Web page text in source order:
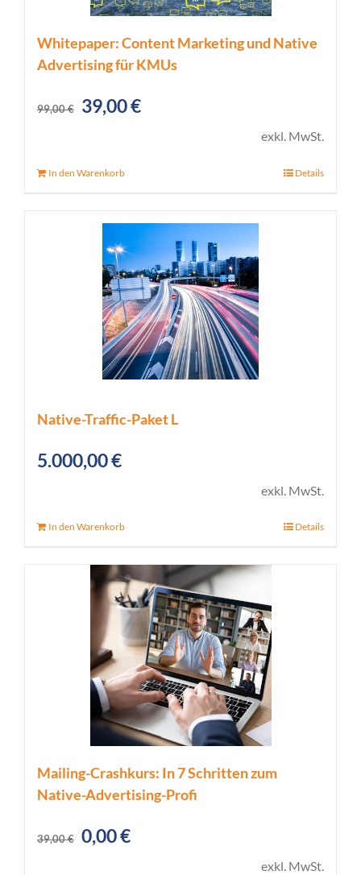
Whitepaper: Content Marketing und Native
Advertising für KMUs
99,00€
Ursprünglicher
39,00€Aktueller
exkl. MwSt.
In den Warenkorb Details
Native-Traffic-Paket L
5.000,00€
exkl. MwSt.
In den Warenkorb Details
Mailing-Crashkurs: In 7 Schritten zum
Native-Advertising-Profi
39,00€ Ursprünglicher
0,00€Aktueller
exkl. MwSt.